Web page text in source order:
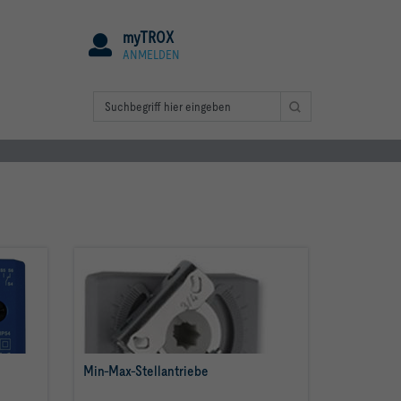
myTROX
ANMELDEN
Min-Max-Stellantriebe